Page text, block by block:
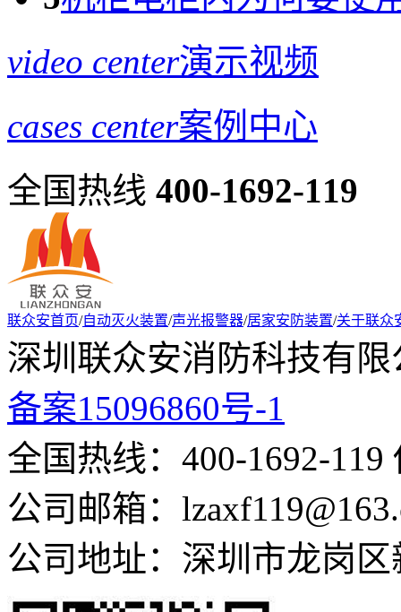
video center演示视频
cases center案例中心
全国热线 400-1692-119
联众安首页/自动灭火装置/声光报警器/居家安防装置/关于联众
深圳联众安消防科技有
备案15096860号-1
全国热线：400-1692-119
公司邮箱：
公司地址：深圳市龙岗